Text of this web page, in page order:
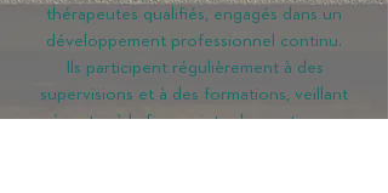
thérapeutes qualifiés, engagés dans un
développement professionnel continu.
Ils participent régulièrement à des
supervisions et à des formations, veillant
à rester à la fine pointe des pratiques